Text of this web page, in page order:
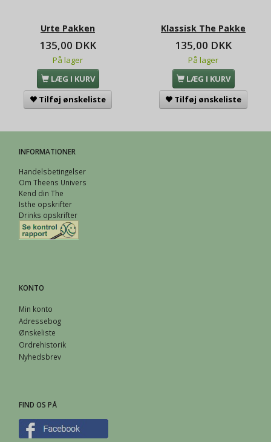
Urte Pakken
135,00 DKK
På lager
LÆG I KURV
Tilføj ønskeliste
Klassisk The Pakke
135,00 DKK
På lager
LÆG I KURV
Tilføj ønskeliste
INFORMATIONER
Handelsbetingelser
Om Theens Univers
Kend din The
Isthe opskrifter
Drinks opskrifter
KONTO
Min konto
Adressebog
Ønskeliste
Ordrehistorik
Nyhedsbrev
FIND OS PÅ